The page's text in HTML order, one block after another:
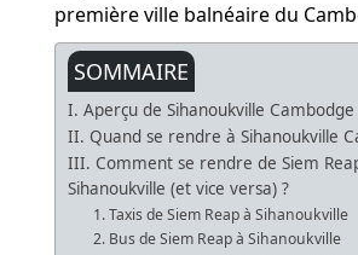
première ville balnéaire du
SOMMAIRE
I. Aperçu de Sihanoukville Cambodge
II. Quand se rendre à Sihanoukville
III. Comment se rendre de Siem
Sihanoukville (et vice versa) ?
1. Taxis de Siem Reap à Sihanoukville
2. Bus de Siem Reap à Sihanoukville